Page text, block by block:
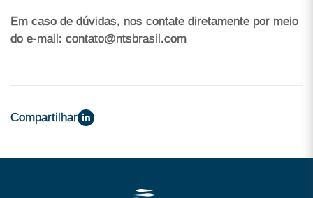
Em caso de dúvidas, nos contate diretamente por meio
do e-mail: contato@ntsbrasil.com
Compartilhar